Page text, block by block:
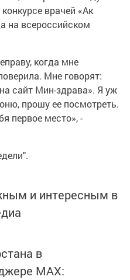
врачей «Ак
на всероссийском
когда мне
Мне говорят:
сайт Мин-здрава». Я уж
прошу ее посмотреть.
первое место», -
и интересным в
в
MАХ: